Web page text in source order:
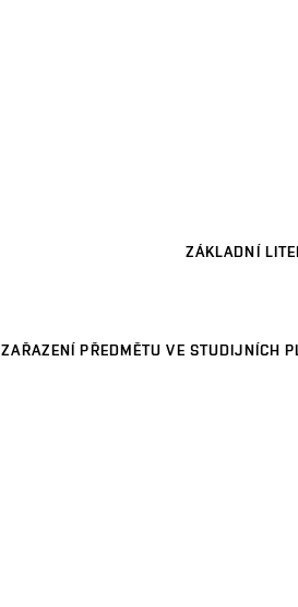
ZÁKLADNÍ
ZAŘAZENÍ PŘEDMĚTU VE STUDIJNÍCH